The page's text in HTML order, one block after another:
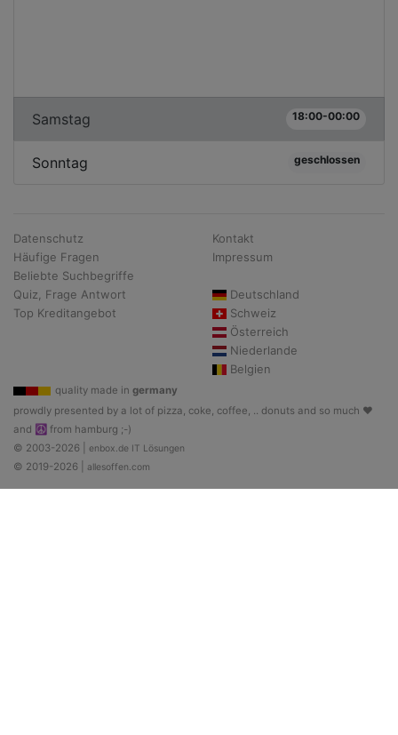
Samstag 18:00-00:00
Sonntag geschlossen
Datenschutz
Häufige Fragen
Beliebte Suchbegriffe
Quiz, Frage Antwort
Top Kreditangebot
Kontakt
Impressum
Deutschland
Schweiz
Österreich
Niederlande
Belgien
quality made in germany
prowdly presented by a lot of pizza, coke, coffee, .. donuts and so much ♥
and ☮ from hamburg ;-)
© 2003-2026 | enbox.de IT Lösungen
© 2019-2026 | allesoffen.com